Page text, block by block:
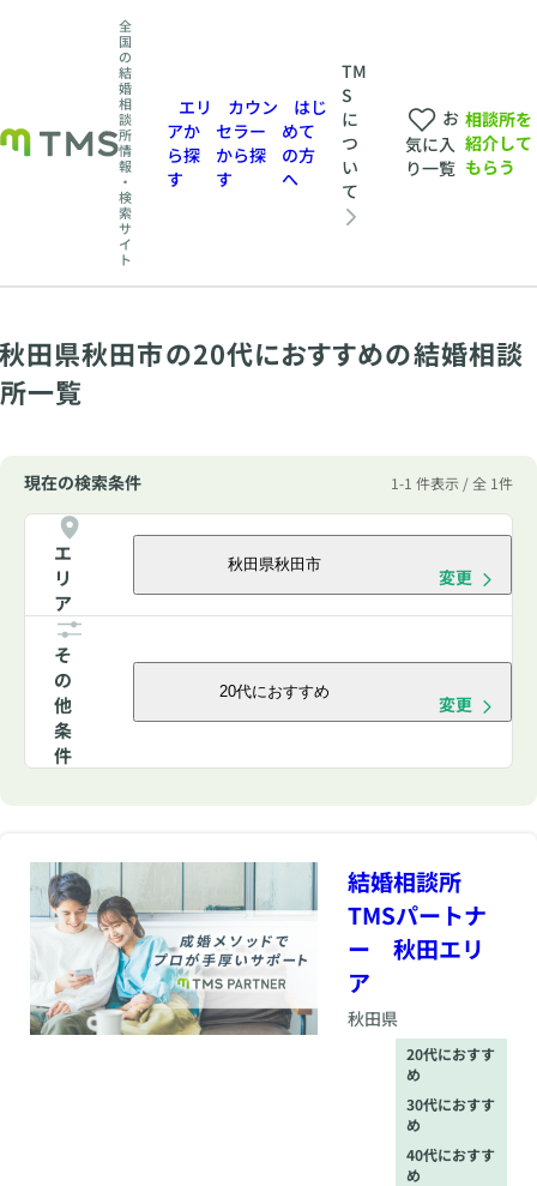
全
国
の
結
婚
相
談
所
情
報
・
検
索
サ
イ
ト
エリ
アか
ら探
す
カウン
セラー
から探
す
はじ
めて
の方
へ
TM
S
に
つ
い
て
お
気に入
り一覧
相談所を
紹介して
もらう
田県秋田市の20代におすすめの結婚相談
所一覧
現在の検索条件 1-1 件表示 / 全 1件
エ
リ
ア
秋田県秋田市
変更
そ
の
他
条
件
20代におすすめ
変更
結婚相談所
TMSパートナ
ー 秋田エリ
ア
秋田県
20代におすす
め
30代におすす
め
40代におすす
め